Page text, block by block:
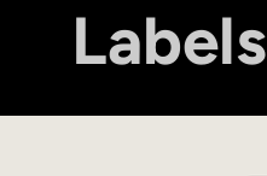
Labels